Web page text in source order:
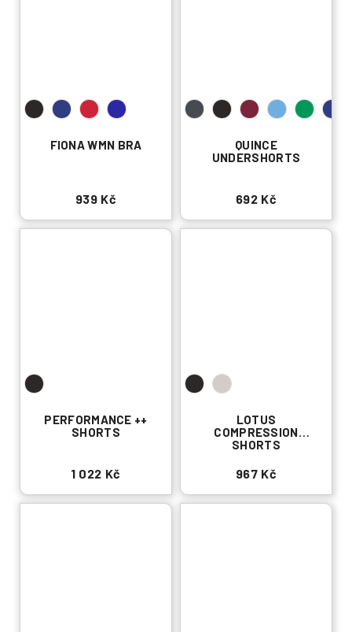
FIONA WMN BRA
939 Kč
QUINCE
UNDERSHORTS
692 Kč
PERFORMANCE ++
SHORTS
1 022 Kč
LOTUS
COMPRESSION
SHORTS
967 Kč